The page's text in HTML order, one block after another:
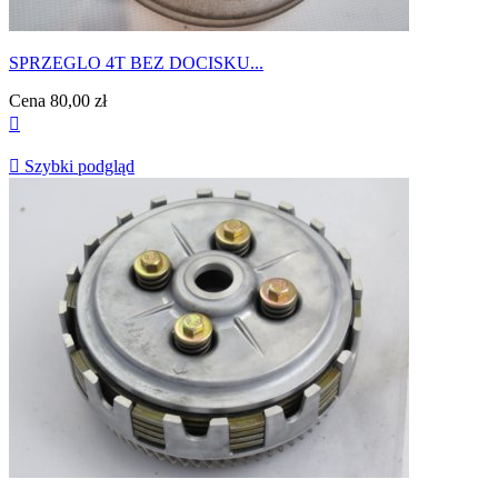
SPRZEGLO 4T BEZ DOCISKU...
Cena 80,00 zł

 Szybki podgląd